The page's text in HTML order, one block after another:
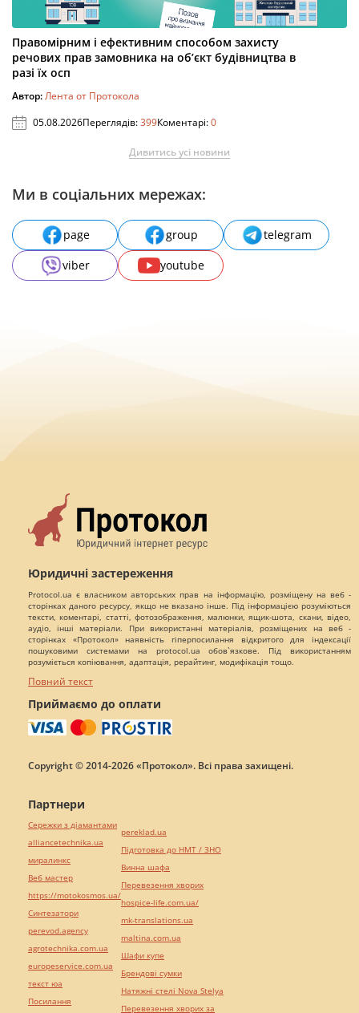
Правомірним і ефективним способом захисту
речових прав замовника на об’єкт будівництва в
разі їх осп
Автор:Лента от Протокола
05.08.2026Переглядів:399Коментарі:0
Дивитись усі новини
Ми в соціальних мережах:
page group
telegram
viber
youtube
Юридичні застереження
Protocol.ua є власником авторських прав на інформацію, розміщену на веб -
сторінках даного ресурсу, якщо не вказано інше. Під інформацією розуміються
тексти, коментарі, статті, фотозображення, малюнки, ящик-шота, скани, відео,
аудіо, інші матеріали. При використанні матеріалів, розміщених на веб -
сторінках «Протокол» наявність гіперпосилання відкритого для індексації
пошуковими системами на protocol.ua обов`язкове. Під використанням
розуміється копіювання, адаптація, рерайтинг, модифікація тощо.
Повний текст
Приймаємо до оплати
Copyright © 2014-2026 «Протокол». Всі права захищені.
Партнери
Сережки з діамантами
alliancetechnika.ua
миралинкс
Веб мастер
https://motokosmos.ua/
Синтезатори
perevod.agency
agrotechnika.com.ua
europeservice.com.ua
текст юа
Посилання
pereklad.ua
Підготовка до НМТ / ЗНО
Винна шафа
Перевезення хворих
hospice-life.com.ua/
mk-translations.ua
maltina.com.ua
Шафи купе
Брендові сумки
Натяжні стелі Nova Stelya
Перевезення хворих за